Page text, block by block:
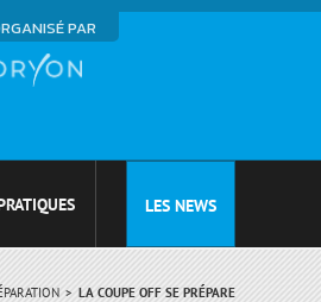
PAR
LES NEWS
LA COUPE OFF SE PRÉPARE